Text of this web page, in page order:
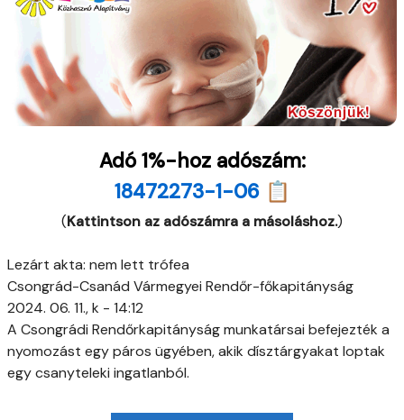
Adó 1%-hoz adószám:
18472273-1-06 📋
(Kattintson az adószámra a másoláshoz.)
Lezárt akta: nem lett trófea
Csongrád-Csanád Vármegyei Rendőr-főkapitányság
2024. 06. 11., k - 14:12
A Csongrádi Rendőrkapitányság munkatársai befejezték a
nyomozást egy páros ügyében, akik dísztárgyakat loptak
egy csanyteleki ingatlanból.